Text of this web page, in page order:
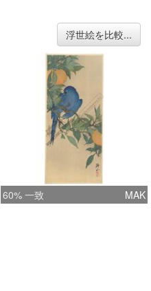
浮世絵を比較...
60% 一致 MAK